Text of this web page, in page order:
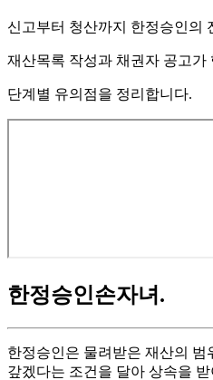
신고부터 청산까지 한정승인의
재산목록 작성과 채권자 공고가
단계별 유의점을 정리합니다.
한정승인손자녀 .
한정승인은 물려받은 재산의
갚겠다는 조건을 달아 상속을